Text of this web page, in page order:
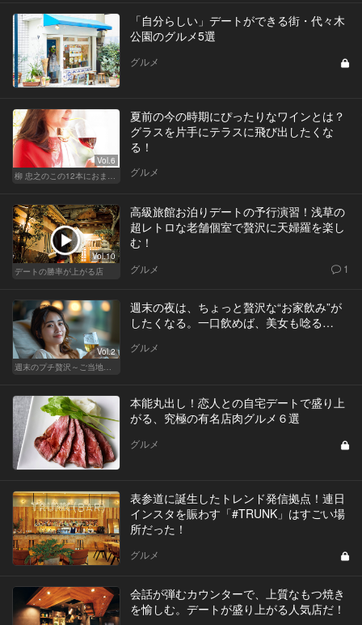
「自分らしい」デートができる街・代々木
公園のグルメ5選
グルメ
Vol.6
夏前の今の時期にぴったりなワインとは？
グラスを片手にテラスに飛び出したくな
る！
グルメ
Vol.10
デートの勝率が上がる店
高級旅館お泊りデートの予行演習！浅草の
超レトロな老舗個室で贅沢に天婦羅を楽し
む！
グルメ 1
Vol.2
週末の夜は、ちょっと贅沢な“お家飲み”が
したくなる。一口飲めば、美女も唸る…
グルメ
本能丸出し！恋人との自宅デートで盛り上
がる、究極の有名店肉グルメ６選
グルメ
表参道に誕生したトレンド発信拠点！連日
インスタを賑わす「#TRUNK」はすごい場
所だった！
グルメ
会話が弾むカウンターで、上質なもつ焼き
を愉しむ。デートが盛り上がる人気店だ！